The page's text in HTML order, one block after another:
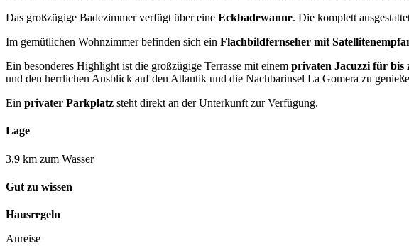
Das großzügige Badezimmer verfügt über eine Eckbadewanne. Die komplett
Im gemütlichen Wohnzimmer befinden sich ein Flachbildfernseher mit
Ein besonderes Highlight ist die großzügige Terrasse mit einem privaten Jacuzzi für bis
und den herrlichen Ausblick auf den Atlantik und die Nachbarinsel La Gomera zu
Ein privater Parkplatz steht direkt an der Unterkunft zur Verfügung.
Lage
3,9 km zum Wasser
Gut zu wissen
Hausregeln
Anreise